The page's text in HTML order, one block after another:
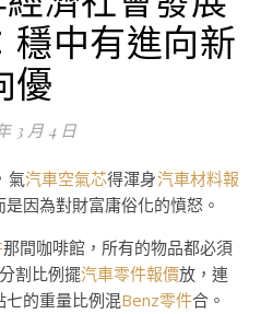
穩中有進向新
優
3 月 4 日
氣汽車空氣芯得渾身汽車材料報
因為對財富庸俗化的憤怒。
那間咖啡館，所有的物品都必須
分割比例擺汽車零件報價放，連
七的重量比例混Benz零件合。